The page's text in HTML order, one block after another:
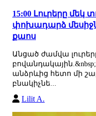
15:00 Լուրերը մեկ
փոխադարձ
քաոս
Անցած ժամվա
անձրևից հետո մի
բնակիչնե...
Lilit A.